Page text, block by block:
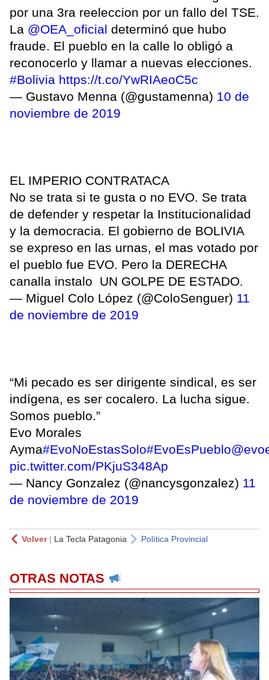
por una 3ra reeleccion por un fallo del TSE.
La @OEA_oficial determinó que hubo
fraude. El pueblo en la calle lo obligó a
reconocerlo y llamar a nuevas elecciones.
#Bolivia https://t.co/YwRIAeoC5c
— Gustavo Menna (@gustamenna) 10 de
noviembre de 2019
EL IMPERIO CONTRATACA
No se trata si te gusta o no EVO. Se trata
de defender y respetar la Institucionalidad
y la democracia. El gobierno de BOLIVIA
se expreso en las urnas, el mas votado por
el pueblo fue EVO. Pero la DERECHA
canalla instalo UN GOLPE DE ESTADO.
— Miguel Colo López (@ColoSenguer) 11
de noviembre de 2019
“Mi pecado es ser dirigente sindical, es ser
indígena, es ser cocalero. La lucha sigue.
Somos pueblo.”
Evo Morales
Ayma#EvoNoEstasSolo#EvoEsPueblo
pic.twitter.com/PKjuS348Ap
— Nancy Gonzalez (@nancysgonzalez) 11
de noviembre de 2019
Volver| La Tecla Patagonia Política Provincial
OTRAS NOTAS